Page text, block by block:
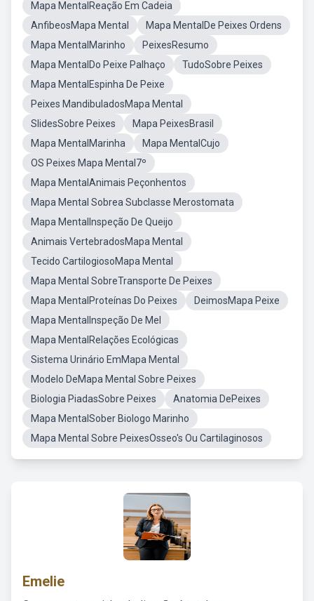
Mapa MentalReação Em Cadeia
AnfibeosMapa Mental
Mapa MentalDe Peixes Ordens
Mapa MentalMarinho
PeixesResumo
Mapa MentalDo Peixe Palhaço
TudoSobre Peixes
Mapa MentalEspinha De Peixe
Peixes MandibuladosMapa Mental
SlidesSobre Peixes
Mapa PeixesBrasil
Mapa MentalMarinha
Mapa MentalCujo
OS Peixes Mapa Mental7º
Mapa MentalAnimais Peçonhentos
Mapa Mental Sobrea Subclasse Merostomata
Mapa MentalInspeção De Queijo
Animais VertebradosMapa Mental
Tecido CartilogiosoMapa Mental
Mapa Mental SobreTransporte De Peixes
Mapa MentalProteínas Do Peixes
DeimosMapa Peixe
Mapa MentalInspeção De Mel
Mapa MentalRelações Ecológicas
Sistema Urinário EmMapa Mental
Modelo DeMapa Mental Sobre Peixes
Biologia PiadasSobre Peixes
Anatomia DePeixes
Mapa MentalSober Biologo Marinho
Mapa Mental Sobre PeixesOsseo's Ou Cartilaginosos
Emelie